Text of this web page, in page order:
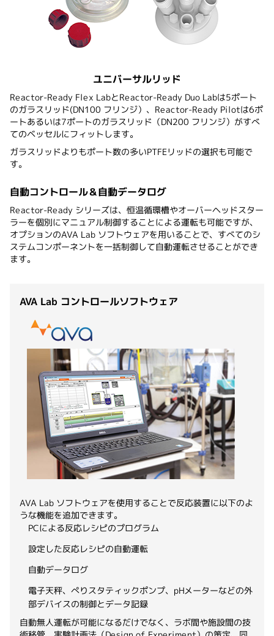
ユニバーサルリッド
Reactor-Ready Flex LabとReactor-Ready Duo Labは5ポート
のガラスリッド(DN100 フリンジ）、Reactor-Ready Pilotは6ポ
ートあるいは7ポートのガラスリッド（DN200 フリンジ）がすべ
てのベッセルにフィットします。
ガラスリッドよりもポート数の多いPTFEリッドの選択も可能で
す。
自動コントロール＆自動データログ
Reactor-Ready シリーズは、恒温循環槽やオーバーヘッドスター
ラーを個別にマニュアル制御することによる運転も可能ですが、
オプションのAVA Lab ソフトウェアを用いることで、すべてのシ
ステムコンポーネントを一括制御して自動運転させることができ
ます。
AVA Lab コントロールソフトウェア
AVA Lab ソフトウェアを使用することで反応装置に以下のよ
うな機能を追加できます。
PCによる反応レシピのプログラム
設定した反応レシピの自動運転
自動データログ
電子天秤、ぺりスタティックポンプ、pHメーターなどの外
部デバイスの制御とデータ記録
自動無人運転が可能になるだけでなく、ラボ間や施設間の技